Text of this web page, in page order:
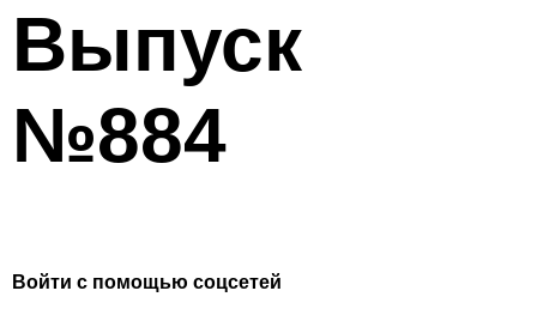
Выпуск
№884
Войти с помощью соцсетей